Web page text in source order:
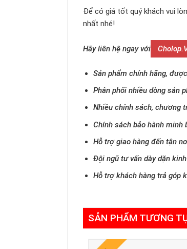
Để có giá tốt quý khách vui
nhất nhé!
Hãy liên hệ ngay với
Sản phẩm chính hãng,
Phân phối nhiều dòng sản
Nhiều chính sách, chương
Chính sách bảo hành minh
Hỗ trợ giao hàng đến tận
Đội ngũ tư vấn dày dặn
Hỗ trợ khách hàng trả góp
SẢN PHẨM TƯƠNG